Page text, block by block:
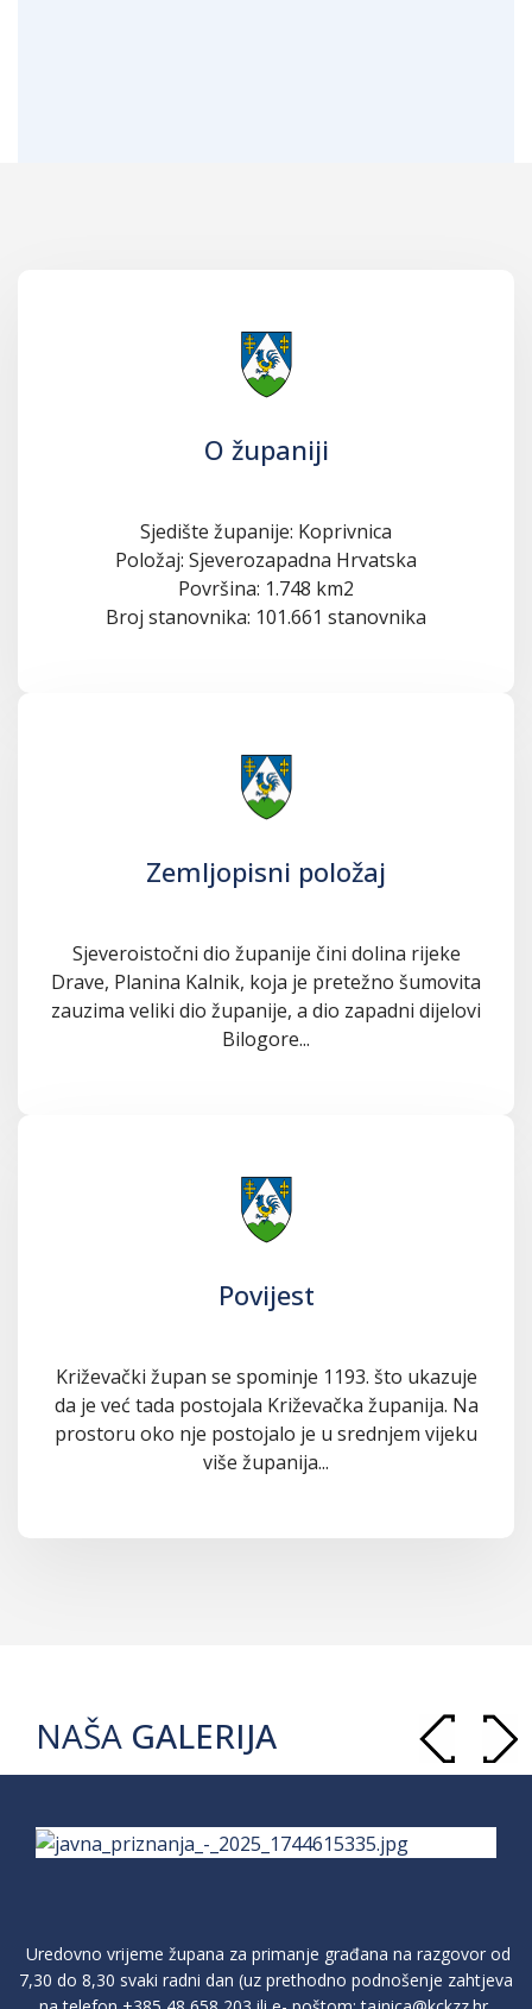
O županiji
Sjedište županije: Koprivnica
Položaj: Sjeverozapadna Hrvatska
Površina: 1.748 km2
Broj stanovnika: 101.661 stanovnika
Zemljopisni položaj
Sjeveroistočni dio županije čini dolina rijeke
Drave, Planina Kalnik, koja je pretežno šumovita
zauzima veliki dio županije, a dio zapadni dijelovi
Bilogore...
Povijest
Križevački župan se spominje 1193. što ukazuje
da je već tada postojala Križevačka županija. Na
prostoru oko nje postojalo je u srednjem vijeku
više županija...
NAŠA GALERIJA
Uredovno vrijeme župana za primanje građana na razgovor od
7,30 do 8,30 svaki radni dan (uz prethodno podnošenje zahtjeva